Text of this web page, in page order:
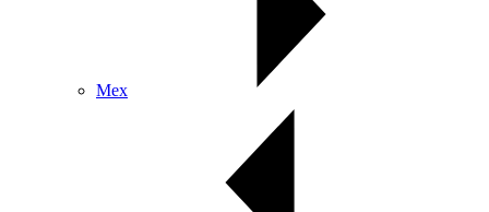
Мех